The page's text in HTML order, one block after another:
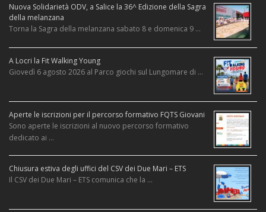
Nuova Solidarietà ODV, a Salice la 36^ Edizione della Sagra
della melanzana
Torna la Sagra della melanzana sabato 8 e domenica 9 …
A Locri la Fit Walking Young
Giovedì 6 agosto 2026 al Parco giochi sul Lungomare di …
Aperte le iscrizioni per il percorso formativo FQTS Giovani
Sono aperte le iscrizioni al nuovo percorso formativo
dedicato ai …
Chiusura estiva degli uffici del CSV dei Due Mari – ETS
Il CSV dei Due Mari – ETS comunica che la …